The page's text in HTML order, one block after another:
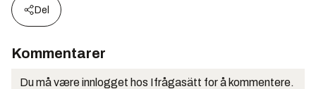
Del
Kommentarer
Du må være innlogget hos Ifrågasätt for å kommentere.